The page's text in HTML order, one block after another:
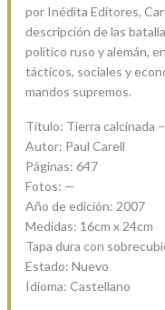
por Inédita Editores,
descripción de las
político ruso y alemán,
tácticos, sociales y
mandos supremos.
Título: Tierra calcinada
Autor: Paul Carell
Páginas: 647
Fotos: —
Año de edición: 2007
Medidas: 16cm x 24cm
Tapa dura con
Estado: Nuevo
Idioma: Castellano